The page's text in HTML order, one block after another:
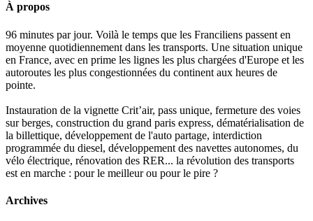
À propos
96 minutes par jour. Voilà le temps que les Franciliens passent en
moyenne quotidiennement dans les transports. Une situation unique
en France, avec en prime les lignes les plus chargées d'Europe et les
autoroutes les plus congestionnées du continent aux heures de
pointe.
Instauration de la vignette Crit’air, pass unique, fermeture des voies
sur berges, construction du grand paris express, dématérialisation de
la billettique, développement de l'auto partage, interdiction
programmée du diesel, développement des navettes autonomes, du
vélo électrique, rénovation des RER... la révolution des transports
est en marche : pour le meilleur ou pour le pire ?
Archives